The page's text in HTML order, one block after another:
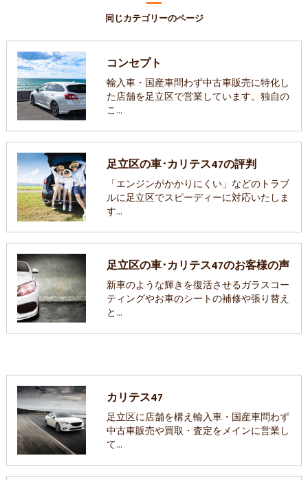
同じカテゴリーのページ
コンセプト
輸入車・国産車問わず中古車販売に特化し
た店舗を足立区で営業しています。独自の
こ…
足立区の車･カリテス47の評判
「エンジンがかかりにくい」などのトラブ
ルに足立区でスピーディーに対応いたしま
す…
足立区の車･カリテス47のお客様の声
新車のような輝きを復活させるガラスコー
ティングやお車のシートの補修や張り替え
と…
カリテス47
足立区に店舗を構え輸入車・国産車問わず
中古車販売や買取・査定をメインに営業し
て…